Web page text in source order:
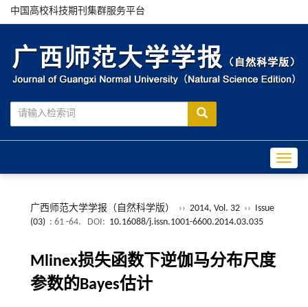
中国高校科技期刊集群服务平台
广西师范大学学报（自然科学版） ›› 2014, Vol. 32 ››
Issue
(03) : 61 -64. DOI: 10.16088/j.issn.1001-6600.2014.03.035
Mlinex损失函数下逆伽马分布尺度
参数的Bayes估计